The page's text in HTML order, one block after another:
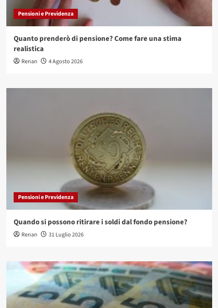
Pensioni e Previdenza
Quanto prenderò di pensione? Come fare una stima
realistica
Renan 4 Agosto 2026
Pensioni e Previdenza
Quando si possono ritirare i soldi dal fondo pensione?
Renan 31 Luglio 2026